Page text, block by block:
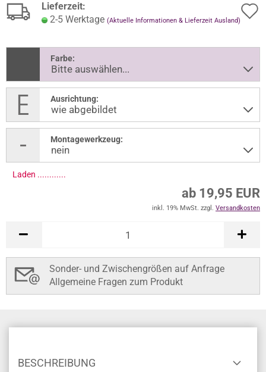
Lieferzeit:
2-5 Werktage (Aktuelle Informationen & Lieferzeit Ausland)
Farbe:
Ausrichtung:
Montagewerkzeug:
Laden .............
ab 19,95 EUR
inkl. 19% MwSt. zzgl. Versandkosten
Sonder- und Zwischengrößen auf Anfrage
Allgemeine Fragen zum Produkt
BESCHREIBUNG